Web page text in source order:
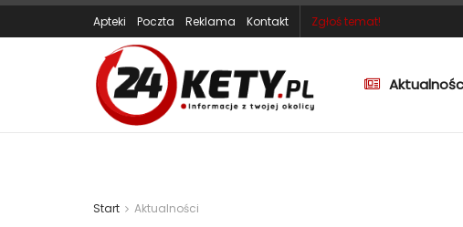
Apteki Poczta Reklama Kontakt Zgłoś temat!
Start Aktualności